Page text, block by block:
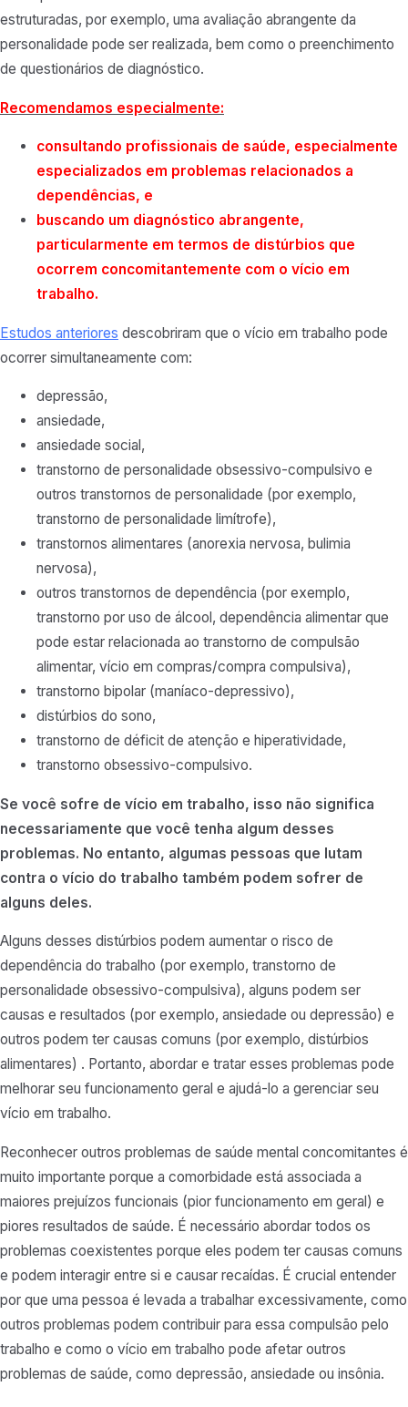
estruturadas, por exemplo, uma avaliação abrangente da
personalidade pode ser realizada, bem como o preenchimento
de questionários de diagnóstico.
Recomendamos especialmente:
consultando profissionais de saúde, especialmente
especializados em problemas relacionados a
dependências, e
buscando um diagnóstico abrangente,
particularmente em termos de distúrbios que
ocorrem concomitantemente com o vício em
trabalho.
Estudos anteriores descobriram que o vício em trabalho pode
ocorrer simultaneamente com:
depressão,
ansiedade,
ansiedade social,
transtorno de personalidade obsessivo-compulsivo e
outros transtornos de personalidade (por exemplo,
transtorno de personalidade limítrofe),
transtornos alimentares (anorexia nervosa, bulimia
nervosa),
outros transtornos de dependência (por exemplo,
transtorno por uso de álcool, dependência alimentar que
pode estar relacionada ao transtorno de compulsão
alimentar, vício em compras/compra compulsiva),
transtorno bipolar (maníaco-depressivo),
distúrbios do sono,
transtorno de déficit de atenção e hiperatividade,
transtorno obsessivo-compulsivo.
Se você sofre de vício em trabalho, isso não significa
necessariamente que você tenha algum desses
problemas. No entanto, algumas pessoas que lutam
contra o vício do trabalho também podem sofrer de
alguns deles.
Alguns desses distúrbios podem aumentar o risco de
dependência do trabalho (por exemplo, transtorno de
personalidade obsessivo-compulsiva), alguns podem ser
causas e resultados (por exemplo, ansiedade ou depressão) e
outros podem ter causas comuns (por exemplo, distúrbios
alimentares) . Portanto, abordar e tratar esses problemas pode
melhorar seu funcionamento geral e ajudá-lo a gerenciar seu
vício em trabalho.
Reconhecer outros problemas de saúde mental concomitantes é
muito importante porque a comorbidade está associada a
maiores prejuízos funcionais (pior funcionamento em geral) e
piores resultados de saúde. É necessário abordar todos os
problemas coexistentes porque eles podem ter causas comuns
e podem interagir entre si e causar recaídas. É crucial entender
por que uma pessoa é levada a trabalhar excessivamente, como
outros problemas podem contribuir para essa compulsão pelo
trabalho e como o vício em trabalho pode afetar outros
problemas de saúde, como depressão, ansiedade ou insônia.